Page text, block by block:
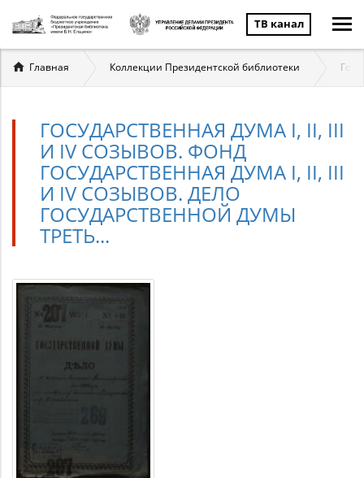
ТВ канал
Вы
здесь
Главная Коллекции Президентской библиотеки
ГОСУДАРСТВЕННАЯ ДУМА I, II, III
И IV СОЗЫВОВ. ФОНД
ГОСУДАРСТВЕННАЯ ДУМА I, II, III
И IV СОЗЫВОВ. ДЕЛО
ГОСУДАРСТВЕННОЙ ДУМЫ
ТРЕТЬ...